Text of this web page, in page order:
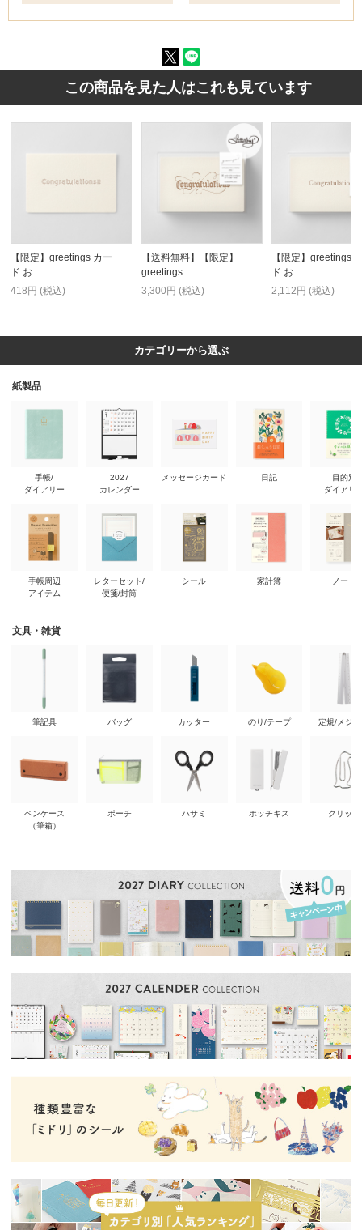
この商品を見た人はこれも見ています
【限定】greetings カー
ド お…
418円 (税込)
【送料無料】【限定】
greetings…
3,300円 (税込)
【限定】greetings
ド お…
2,112円 (税込)
カテゴリーから選ぶ
紙製品
手帳/
ダイアリー
手帳周辺
アイテム
2027
カレンダー
レターセット/
便箋/封筒
メッセージカード
シール
日記
家計簿
目的別
ダイアリ
ノート
文具・雑貨
筆記具
ペンケース
（筆箱）
バッグ
ポーチ
カッター
ハサミ
のり/テープ
ホッチキス
定規/メジ
クリップ